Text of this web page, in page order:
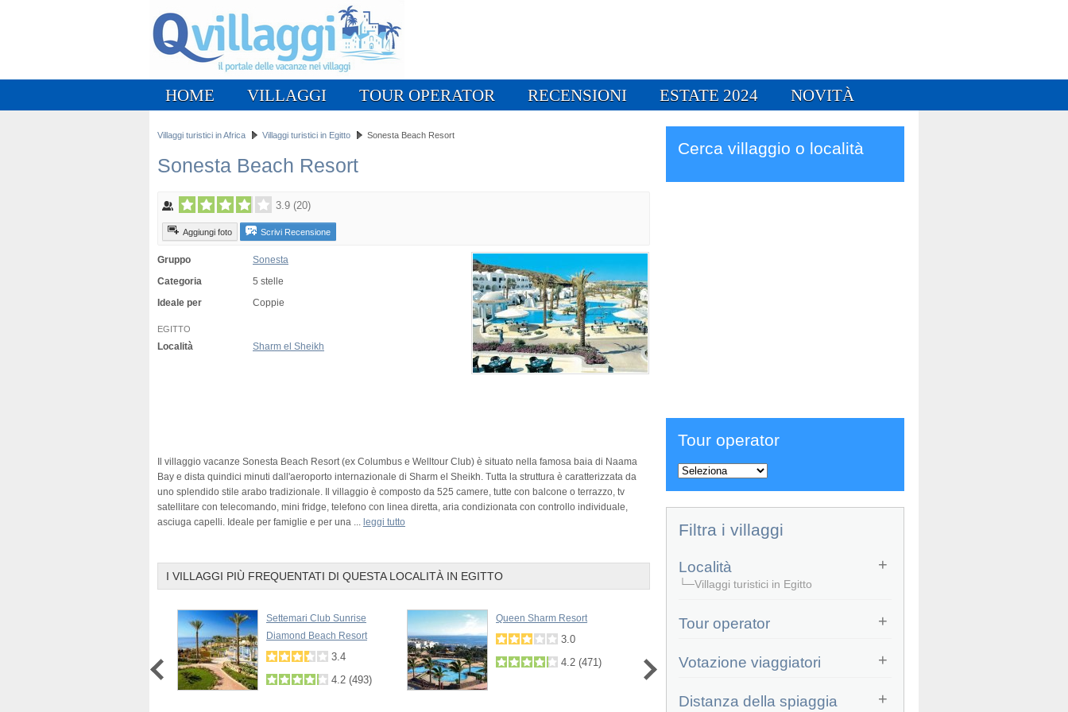
HOME VILLAGGI TOUR OPERATOR RECENSIONI ESTATE 2024 NOVITÀ
Villaggi turistici in Africa Villaggi turistici in Egitto Sonesta Beach Resort
Sonesta Beach Resort
3.9 (20)
Aggiungi foto Scrivi Recensione
Gruppo Sonesta
Categoria 5 stelle
Ideale per Coppie
EGITTO
Località Sharm el Sheikh
Il villaggio vacanze Sonesta Beach Resort (ex Columbus e Welltour Club) è situato nella famosa baia di Naama
Bay e dista quindici minuti dall'aeroporto internazionale di Sharm el Sheikh. Tutta la struttura è caratterizzata da
uno splendido stile arabo tradizionale. Il villaggio è composto da 525 camere, tutte con balcone o terrazzo, tv
satellitare con telecomando, mini fridge, telefono con linea diretta, aria condizionata con controllo individuale,
asciuga capelli. Ideale per famiglie e per una
leggi tutto
I VILLAGGI PIÙ FREQUENTATI DI QUESTA LOCALITÀ IN EGITTO
Settemari Club Sunrise
Diamond Beach Resort
3.4
4.2 (493)
Queen Sharm Resort
3.0
4.2(471)
Bravo Tamra Beach
4.4(382
Cerca villaggio o località
Tour operator
Filtra i villaggi
Località
└─Villaggi turistici in Egitto
Tour operator
Votazione viaggiatori
Distanza della spiaggia